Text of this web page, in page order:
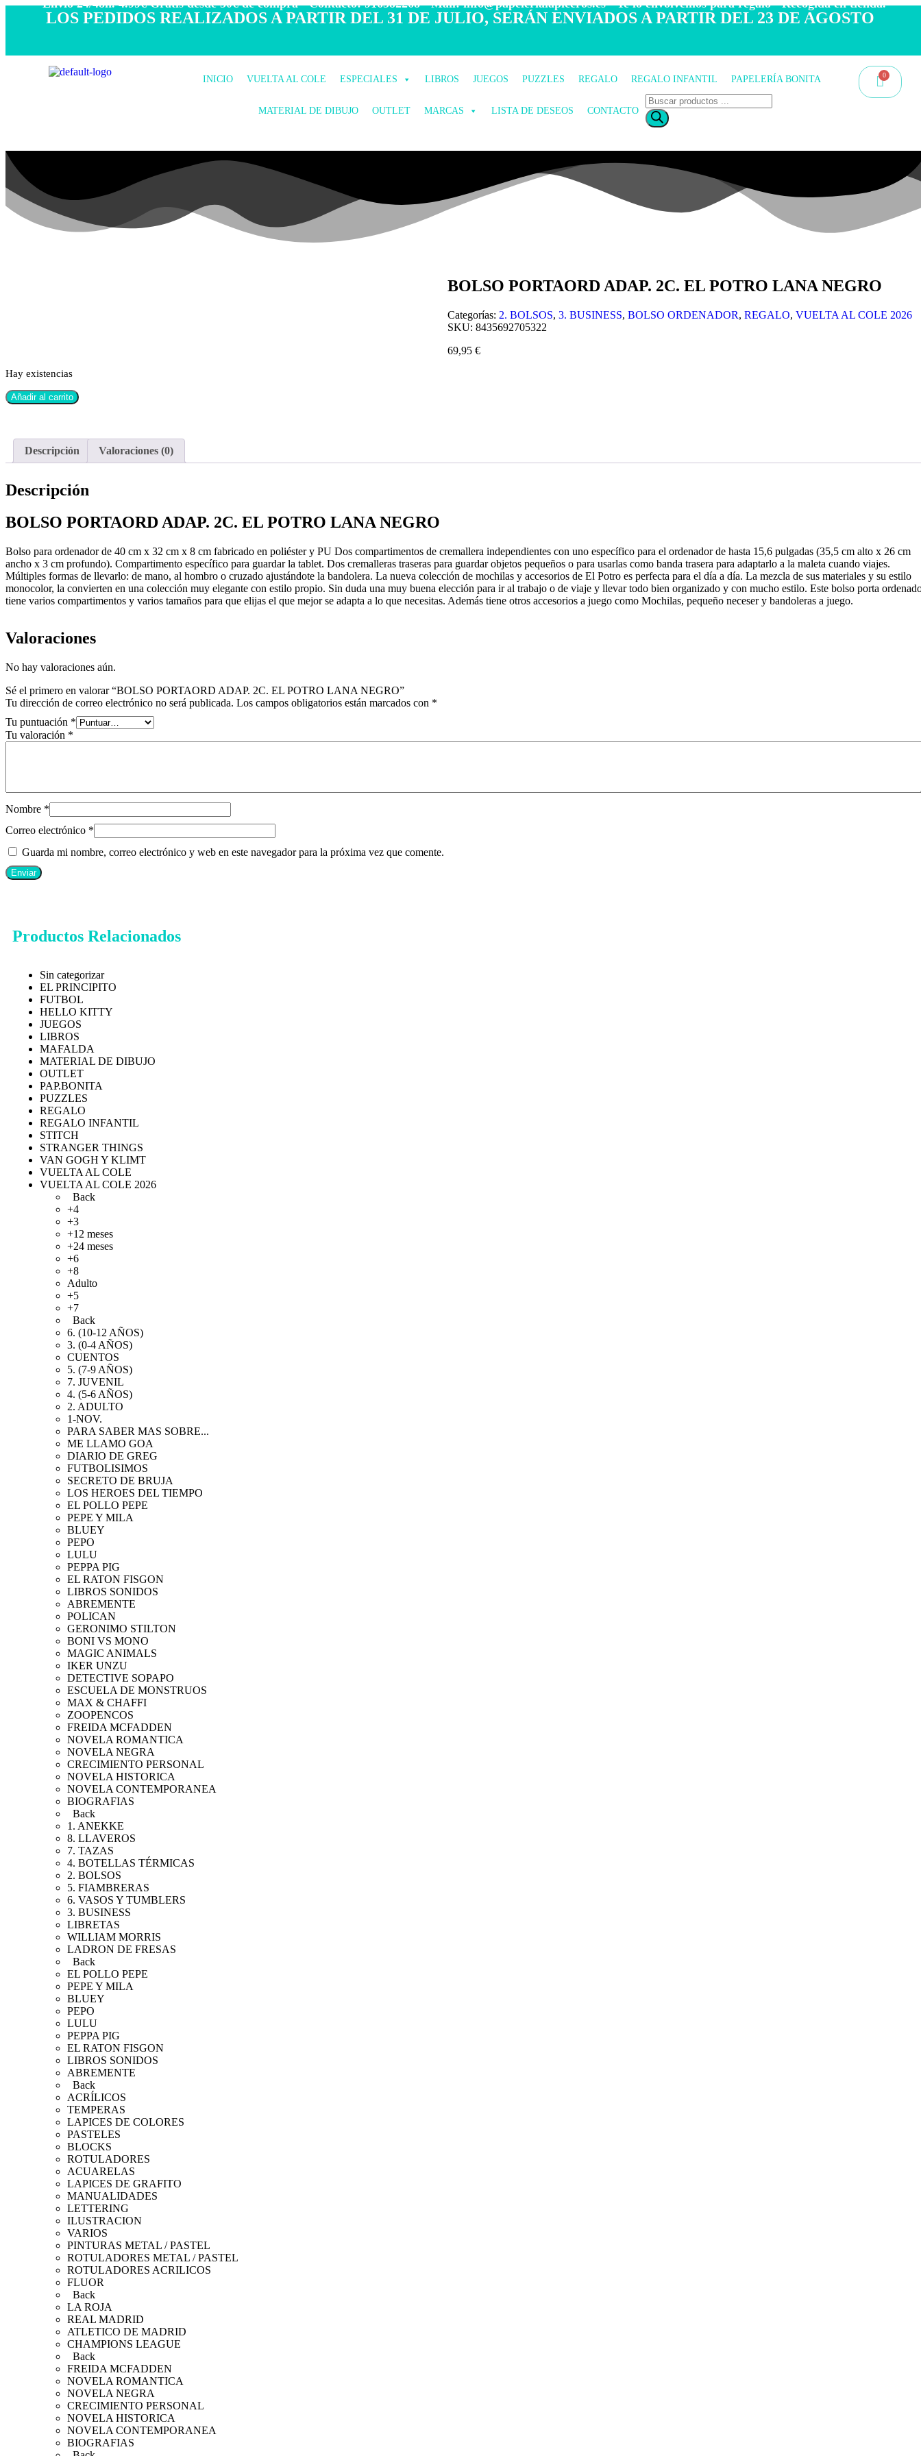
- Envío 24/48h. 4.99€ Gratis desde 50€ de compra - Contacto: 916582268 - Mail: info@papelerialapiceros.es - Te lo envolvemos para regalo - Recogida en tienda.
LOS PEDIDOS REALIZADOS A PARTIR DEL 31 DE JULIO, SERÁN ENVIADOS A PARTIR DEL 23 DE AGOSTO
INICIO VUELTA AL COLE ESPECIALES LIBROS JUEGOS PUZZLES REGALO REGALO INFANTIL PAPELERÍA BONITA
MATERIAL DE DIBUJO OUTLET MARCAS LISTA DE DESEOS CONTACTO
BOLSO PORTAORD ADAP. 2C. EL POTRO LANA NEGRO
Categorías: 2. BOLSOS,3. BUSINESS,BOLSO ORDENADOR,REGALO,VUELTA AL COLE 2026
SKU: 8435692705322
69,95€
Hay existencias
Añadir al carrito
Descripción Valoraciones (0)
Descripción
BOLSO PORTAORD ADAP. 2C. EL POTRO LANA NEGRO
Bolso para ordenador de 40 cm x 32 cm x 8 cm fabricado en poliéster y PU Dos compartimentos de cremallera independientes con uno específico para el ordenador de hasta 15,6 pulgadas (35,5 cm alto x 26 cm
ancho x 3 cm profundo). Compartimento específico para guardar la tablet. Dos cremalleras traseras para guardar objetos pequeños o para usarlas como banda trasera para adaptarlo a la maleta cuando viajes.
Múltiples formas de llevarlo: de mano, al hombro o cruzado ajustándote la bandolera. La nueva colección de mochilas y accesorios de El Potro es perfecta para el día a día. La mezcla de sus materiales y su estilo
monocolor, la convierten en una colección muy elegante con estilo propio. Sin duda una muy buena elección para ir al trabajo o de viaje y llevar todo bien organizado y con mucho estilo. Este bolso porta
tiene varios compartimentos y varios tamaños para que elijas el que mejor se adapta a lo que necesitas. Además tiene otros accesorios a juego como Mochilas, pequeño neceser y bandoleras a juego.
Valoraciones
No hay valoraciones aún.
Sé el primero en valorar “BOLSO PORTAORD ADAP. 2C. EL POTRO LANA NEGRO”
Tu dirección de correo electrónico no será publicada. Los campos obligatorios están marcados con *
Tu puntuación *
Tu valoración *
Nombre *
Correo electrónico *
Guarda mi nombre, correo electrónico y web en este navegador para la próxima vez que comente.
Productos Relacionados
Sin categorizar
EL PRINCIPITO
FUTBOL
HELLO KITTY
JUEGOS
LIBROS
MAFALDA
MATERIAL DE DIBUJO
OUTLET
PAP.BONITA
PUZZLES
REGALO
REGALO INFANTIL
STITCH
STRANGER THINGS
VAN GOGH Y KLIMT
VUELTA AL COLE
VUELTA AL COLE 2026
Back
+4
+3
+12 meses
+24 meses
+6
+8
Adulto
+5
+7
Back
6. (10-12 AÑOS)
3. (0-4 AÑOS)
CUENTOS
5. (7-9 AÑOS)
7. JUVENIL
4. (5-6 AÑOS)
2. ADULTO
1-NOV.
PARA SABER MAS SOBRE...
ME LLAMO GOA
DIARIO DE GREG
FUTBOLISIMOS
SECRETO DE BRUJA
LOS HEROES DEL TIEMPO
EL POLLO PEPE
PEPE Y MILA
BLUEY
PEPO
LULU
PEPPA PIG
EL RATON FISGON
LIBROS SONIDOS
ABREMENTE
POLICAN
GERONIMO STILTON
BONI VS MONO
MAGIC ANIMALS
IKER UNZU
DETECTIVE SOPAPO
ESCUELA DE MONSTRUOS
MAX & CHAFFI
ZOOPENCOS
FREIDA MCFADDEN
NOVELA ROMANTICA
NOVELA NEGRA
CRECIMIENTO PERSONAL
NOVELA HISTORICA
NOVELA CONTEMPORANEA
BIOGRAFIAS
Back
1. ANEKKE
8. LLAVEROS
7. TAZAS
4. BOTELLAS TÉRMICAS
2. BOLSOS
5. FIAMBRERAS
6. VASOS Y TUMBLERS
3. BUSINESS
LIBRETAS
WILLIAM MORRIS
LADRON DE FRESAS
Back
EL POLLO PEPE
PEPE Y MILA
BLUEY
PEPO
LULU
PEPPA PIG
EL RATON FISGON
LIBROS SONIDOS
ABREMENTE
Back
ACRÍLICOS
TEMPERAS
LAPICES DE COLORES
PASTELES
BLOCKS
ROTULADORES
ACUARELAS
LAPICES DE GRAFITO
MANUALIDADES
LETTERING
ILUSTRACION
VARIOS
PINTURAS METAL / PASTEL
ROTULADORES METAL / PASTEL
ROTULADORES ACRILICOS
FLUOR
Back
LA ROJA
REAL MADRID
ATLETICO DE MADRID
CHAMPIONS LEAGUE
Back
FREIDA MCFADDEN
NOVELA ROMANTICA
NOVELA NEGRA
CRECIMIENTO PERSONAL
NOVELA HISTORICA
NOVELA CONTEMPORANEA
BIOGRAFIAS